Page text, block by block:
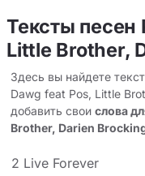
Тексты песен
Little Brother,
Здесь вы найдете
Dawg feat Pos, Little
добавить свои слова
Brother, Darien
2 Live Forever